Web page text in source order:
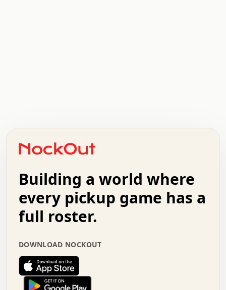
+   .   .   .   .   .   .   .   .   .   +   .   .
.   .   .   .   .   .   .   .   .   .   .   :   .
.   .   .   .   +   .   .   .   .   .   .   .   +
.   :   .   .   .   .   .   .   .   .   o   .   .
.   .   x   .   .   .   .   .   .   :   .   .   o
.   .   .   .   :   .   .   .   .   o   .   .   .
.   .   .   .   .   .   .   :   .   .   .   .   .
.   .   .   .   .   .   .   +   .   .   x   .   .
.   .   .   .   .   :   +   .   .   .   .   .   o
.   .   .   .   .   .   .   .   .   .   .   .   .
.   .   :   o   .   .   .   .   .   .   .   +   .
Building a world where
every pickup game has a
full roster.
DOWNLOAD NOCKOUT